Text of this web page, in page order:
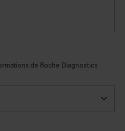
de Roche Diagnostics